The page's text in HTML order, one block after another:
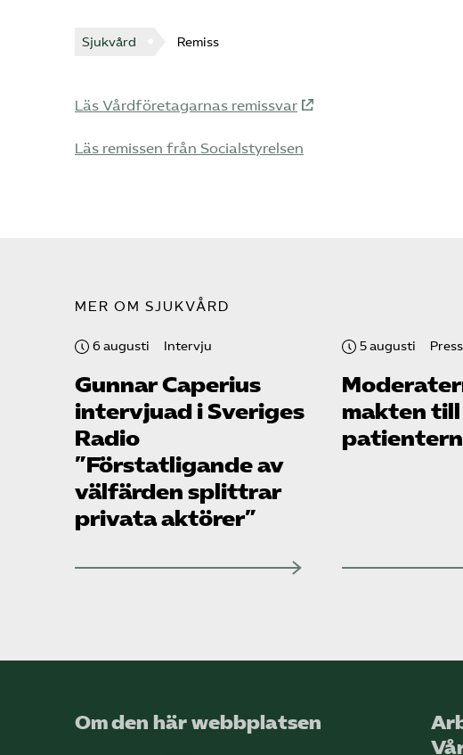
Sjukvård Remiss
Läs Vårdföretagarnas remissvar
Läs remissen från Socialstyrelsen
MER OM SJUKVÅRD
6 augusti Intervju
Gunnar Caperius
intervjuad i Sveriges
Radio
”Förstatligande av
välfärden splittrar
privata aktörer”
5 augusti
makten till
Om den här webbplatsen